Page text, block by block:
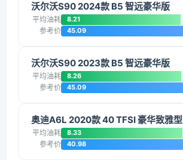
沃尔沃S90 2024款 B5 智远豪华版
平均油耗 8.21
参考价 45.09
沃尔沃S90 2023款 B5 智远豪华版
平均油耗 8.26
参考价 45.09
奥迪A6L 2020款 40 TFSI 豪华致雅型
平均油耗 8.33
参考价 40.98